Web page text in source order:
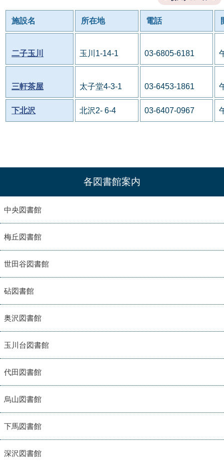
施設名 所在地 電話
二子玉川 玉川1-14-1 03-6805-6181
三軒茶屋 太子堂4-3-1 03-6453-1861
下北沢 北沢2- 6-4 03-6407-0967
各図書館案内
中央図書館
梅丘図書館
世田谷図書館
砧図書館
奥沢図書館
玉川台図書館
代田図書館
烏山図書館
下馬図書館
深沢図書館